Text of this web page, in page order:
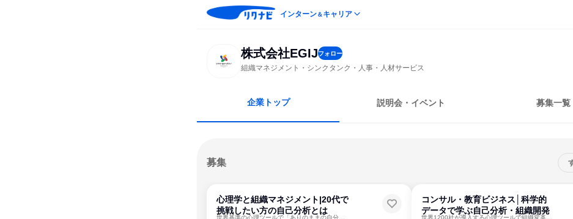
インターン＆キャリア
株式会社EGIJフォロー
組織マネジメント・シンクタンク・人事・人材サービス
企業トップ 説明会・イベント 募集一覧
募集
心理学と組織マネジメント|20代で
挑戦したい方の自己分析とは
コンサル・教育ビジネス│科学的
データで学ぶ自己分析・組織開発